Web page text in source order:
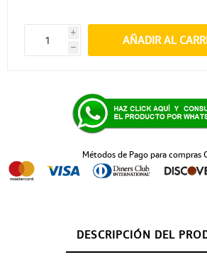
i
h
AÑADIR AL
Métodos de Pago para compras
DESCRIPCIÓN DEL